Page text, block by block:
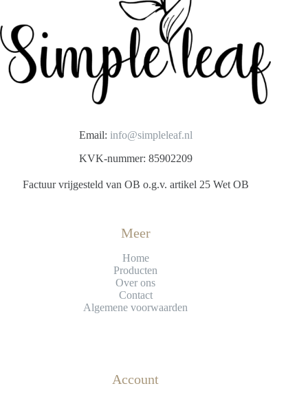
Email: info@simpleleaf.nl
KVK-nummer: 85902209
Factuur vrijgesteld van OB o.g.v. artikel 25 Wet OB
Meer
Home
Producten
Over ons
Contact
Algemene voorwaarden
Account